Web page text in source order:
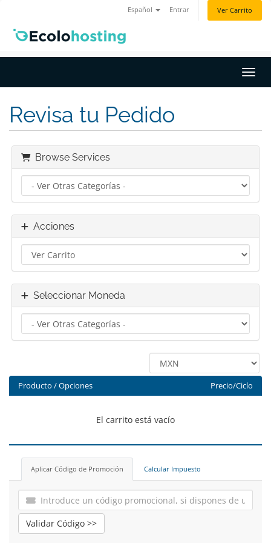
Español Entrar Ver Carrito
Revisa tu Pedido
Browse Services
Acciones
Seleccionar Moneda
Producto / Opciones Precio/Ciclo
El carrito está vacío
Aplicar Código de Promoción Calcular Impuesto
Validar Código >>